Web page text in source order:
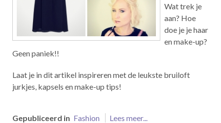
Wat trek je
aan? Hoe
doe je je haar
en make-up?
Geen paniek!!
Laat je in dit artikel inspireren met de leukste bruiloft
jurkjes, kapsels en make-up tips!
Gepubliceerd in Fashion Lees meer...